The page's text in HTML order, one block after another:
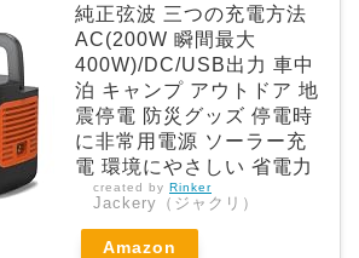
純正弦波 三つの充電方法
AC(200W 瞬間最大
400W)/DC/USB出力 車中
泊 キャンプ アウトドア 地
震停電 防災グッズ 停電時
に非常用電源 ソーラー充
電 環境にやさしい 省電力
created by Rinker
Jackery（ジャクリ）
Amazon